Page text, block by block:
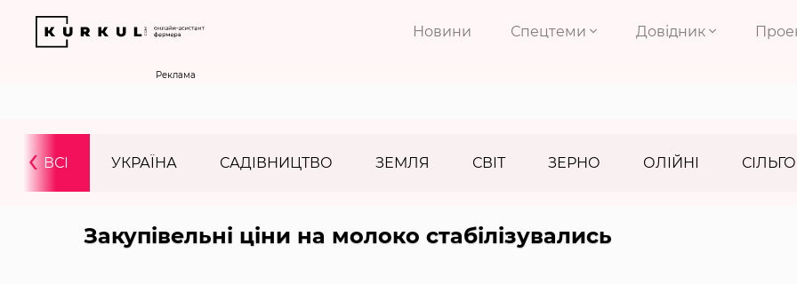
Новини Спецтеми Довідник
Реклама
ВСІ УКРАЇНА САДІВНИЦТВО ЗЕМЛЯ СВІТ ЗЕРНО ОЛІЙНІ
‹
Закупівельні ціни на молоко стабілізувались